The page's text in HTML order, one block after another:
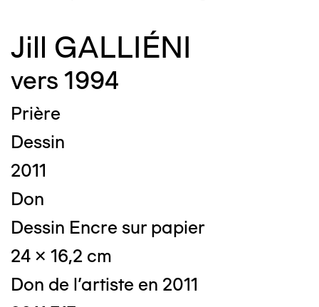
Jill GALLIÉNI
vers 1994
Prière
Dessin
2011
Don
Dessin Encre sur papier
24 x 16,2 cm
Don de l'artiste en 2011